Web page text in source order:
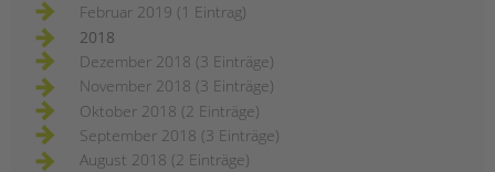
Februar 2019 (1 Eintrag)
2018
Dezember 2018 (3 Einträge)
November 2018 (3 Einträge)
Oktober 2018 (2 Einträge)
September 2018 (3 Einträge)
August 2018 (2 Einträge)